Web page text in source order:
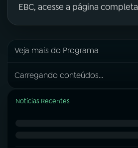
EBC, acesse a página completa
Veja mais do Programa
Carregando conteúdos...
Notícias Recentes